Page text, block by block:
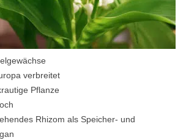
verbreitet
Pflanze
Rhizom als Speicher- und